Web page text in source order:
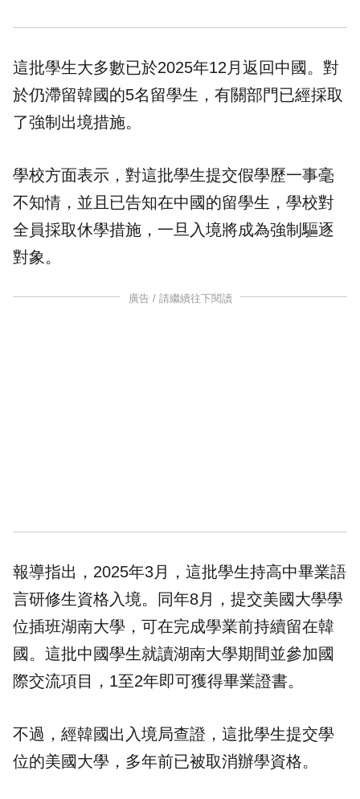
這批學生大多數已於2025年12月返回中國。對
於仍滯留韓國的5名留學生，有關部門已經採取
了強制出境措施。
學校方面表示，對這批學生提交假學歷一事毫
不知情，並且已告知在中國的留學生，學校對
全員採取休學措施，一旦入境將成為強制驅逐
對象。
廣告 / 請繼續往下閱讀
報導指出，2025年3月，這批學生持高中畢業語
言研修生資格入境。同年8月，提交美國大學學
位插班湖南大學，可在完成學業前持續留在韓
國。這批中國學生就讀湖南大學期間並參加國
際交流項目，1至2年即可獲得畢業證書。
不過，經韓國出入境局查證，這批學生提交學
位的美國大學，多年前已被取消辦學資格。